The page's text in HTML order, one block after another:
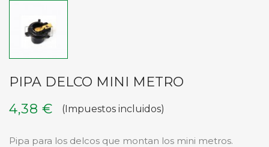
PIPA DELCO MINI METRO
4,38 €
(Impuestos incluidos)
Pipa para los delcos que montan los mini metros.